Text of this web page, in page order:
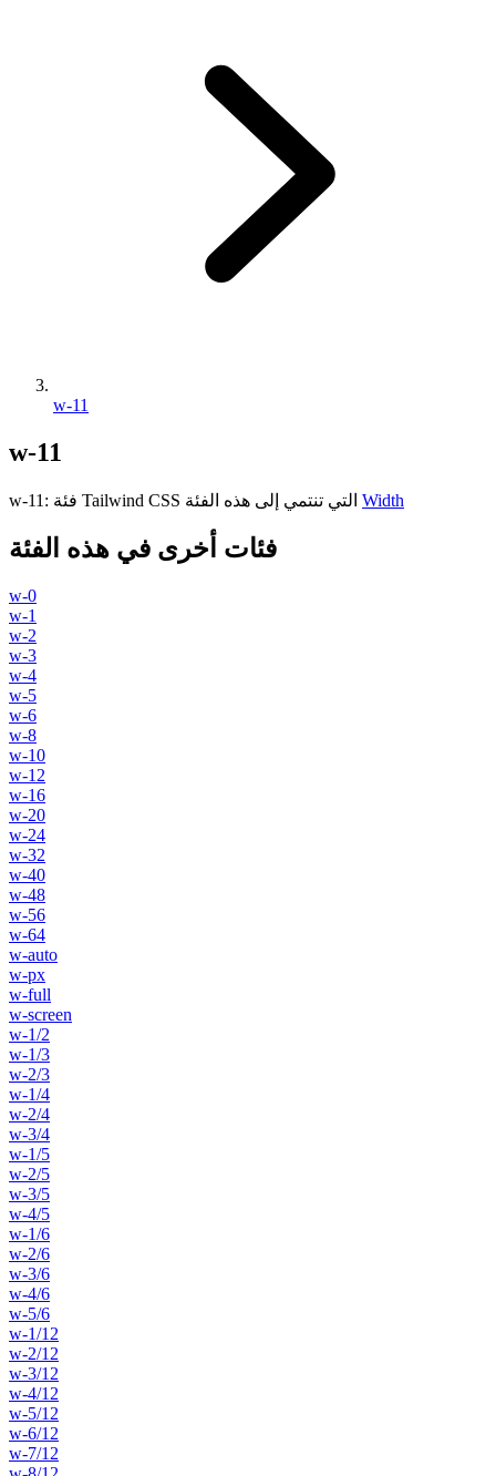
w-11
w-11
w-11 : فئة Tailwind CSS التي تنتمي إلى هذه الفئة Width
فئات أخرى في هذه الفئة
w-0
w-1
w-2
w-3
w-4
w-5
w-6
w-8
w-10
w-12
w-16
w-20
w-24
w-32
w-40
w-48
w-56
w-64
w-auto
w-px
w-full
w-screen
w-1/2
w-1/3
w-2/3
w-1/4
w-2/4
w-3/4
w-1/5
w-2/5
w-3/5
w-4/5
w-1/6
w-2/6
w-3/6
w-4/6
w-5/6
w-1/12
w-2/12
w-3/12
w-4/12
w-5/12
w-6/12
w-7/12